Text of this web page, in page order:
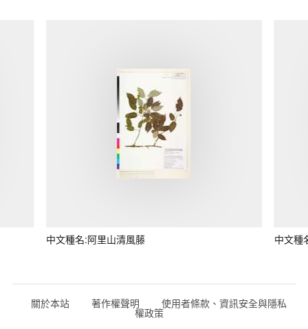
中文種名:阿里山清風藤 中文種
關於本站 著作權聲明 使用者條款、資訊安全與隱私
權政策